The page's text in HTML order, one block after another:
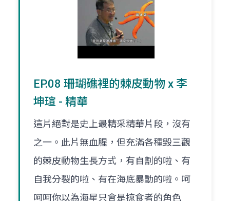
EP.08 珊瑚礁裡的棘皮動物 x 李
坤瑄 - 精華
這片絕對是史上最精采精華片段，沒有
之一。此片無血腥，但充滿各種毀三觀
的棘皮動物生長方式，有自割的啦、有
自我分裂的啦、有在海底暴動的啦。呵
呵呵你以為海星只會是掠食者的角色